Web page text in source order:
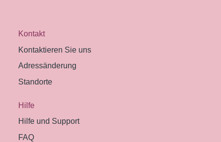
Kontakt
Kontaktieren Sie uns
Adressänderung
Standorte
Hilfe
Hilfe und Support
FAQ